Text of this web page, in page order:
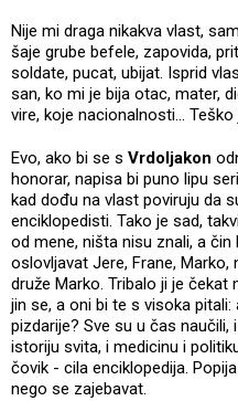
Nije mi draga nikakva vlast,
šaje grube befele, zapovida,
soldate, pucat, ubijat. Isprid
san, ko mi je bija otac, mater,
vire, koje nacionalnosti...
Evo, ako bi se s Vrdoljakon
honorar, napisa bi puno lipu
kad dođu na vlast poviruju da
enciklopedisti. Tako je sad,
od mene, ništa nisu znali, a
oslovljavat Jere, Frane, Marko,
druže Marko. Tribalo ji je
jin se, a oni bi te s visoka
pizdarije? Sve su u čas naučili, i
istoriju svita, i medicinu i
čovik - cila enciklopedija.
nego se zajebavat.